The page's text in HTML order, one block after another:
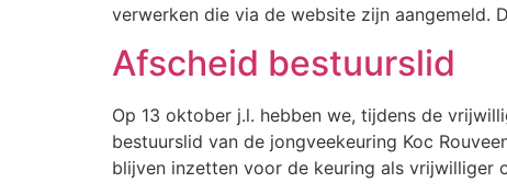
verwerken die via de website zijn aangemeld.
Afscheid bestuurslid
Op 13 oktober j.l. hebben we, tijdens de
bestuurslid van de jongveekeuring Koc
blijven inzetten voor de keuring als vrijwilliger